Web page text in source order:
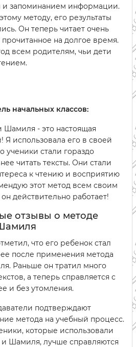
и запоминанием информации.
методу, его результаты
Он теперь читает очень
на долгое время.
всем родителям, чьи дети
начальных классов:
Шамиля - это настоящая
Я использовала его в своей
ученики стали гораздо
читать тексты. Они стали
к чтению и восприятию
этот метод всем своим
действительно работает!
отзывы о методе
что его ребенок стал
после применения метода
Раньше он тратил много
а теперь справляется с
и без утомления.
подтверждают
метода на учебный процесс.
которые использовали
Шамиля, лучше справляются